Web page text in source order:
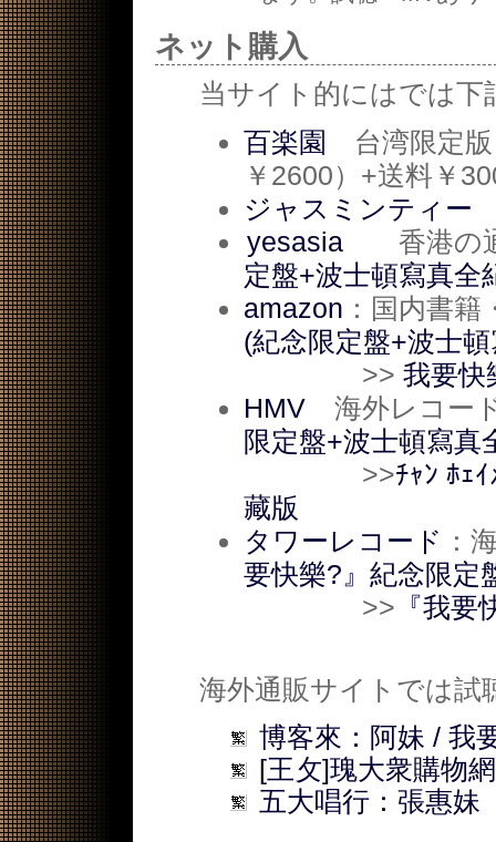
ネット購入
当サイト的にはでは
百楽園
台湾限定版
￥2600）+送料￥
ジャスミンティー
yesasia 香港の通
定盤+波士頓寫真全
amazon ：国内書
(紀念限定盤+波士
>> 我要快
HMV 海外レコー
限定盤+波士頓寫真
>>ﾁｬﾝ ﾎｪ
藏版
タワーレコード ：
要快樂?』紀念限定
>> 『我
海外通販サイトでは
博客來：阿妹 / 我
[王攵]瑰大衆購物網
五大唱行：張惠